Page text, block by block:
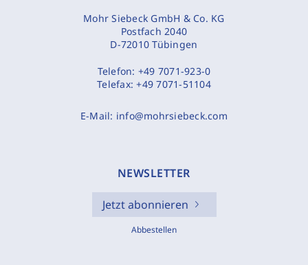
Mohr Siebeck GmbH & Co. KG
Postfach 2040
D-72010 Tübingen
Telefon: +49 7071-923-0
Telefax:+49 7071-51104
E-Mail: info@mohrsiebeck.com
NEWSLETTER
Jetzt abonnieren
Abbestellen